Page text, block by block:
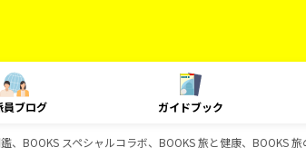
員ブログ ガイドブック
BOOKS スペシャルコラボ、BOOKS 旅と健康、BOOKS